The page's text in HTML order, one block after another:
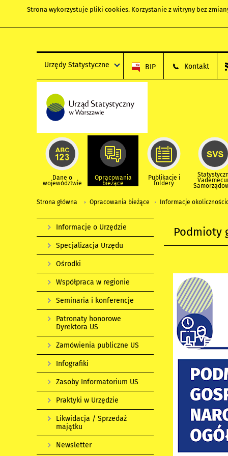
Strona wykorzystuje pliki cookies. Korzystanie z witryny bez
Urzędy Statystyczne BIP Kontakt
Dane o
województwie
Opracowania
bieżące
Publikacje i
foldery
Strona główna Opracowania bieżące Informacje
Podmioty
Informacje o Urzędzie
Specjalizacja Urzędu
Ośrodki
Współpraca w regionie
Seminaria i konferencje
Patronaty honorowe
Dyrektora US
Zamówienia publiczne US
Infografiki
Zasoby Informatorium US
Praktyki w Urzędzie
Likwidacja / Sprzedaż
majątku
Newsletter